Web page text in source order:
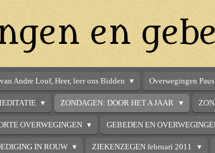
en
Andre Louf, Heer, leer ons Bidden Overwegingen
ZONDAGEN: DOOR HET A JAAR
OVERWEGINGEN GEBEDEN EN
IN ROUW ZIEKENZEGEN februari 2011